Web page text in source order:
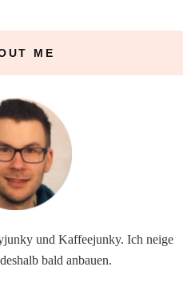
ME
und Kaffeejunky. Ich neige
bald anbauen.